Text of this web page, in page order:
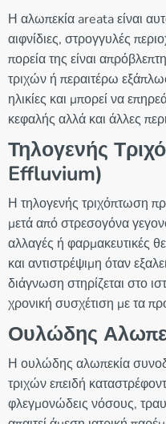
Η αλωπεκία areata είναι
αιφνίδιες, στρογγυλές
πορεία της είναι
τριχών ή περαιτέρω
ηλικίες και μπορεί να
κεφαλής αλλά και άλλες
Τηλογενής
Effluvium)
Η τηλογενής τριχόπτωση
μετά από στρεσογόνα
αλλαγές ή φαρμακευτικές
και αντιστρέψιμη όταν
διάγνωση στηρίζεται στο
χρονική συσχέτιση με τα
Ουλώδης
Η ουλώδης αλωπεκία
τριχών επειδή
φλεγμονώδεις νόσους,